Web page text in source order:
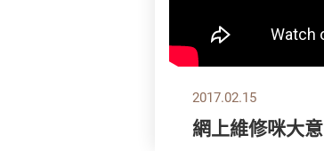
2017.02.15
網上維修咪大意